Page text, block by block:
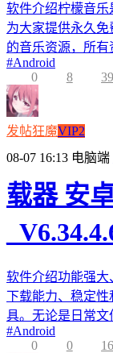
软件介绍柠檬音乐
为大家提供永久
的音乐资源，所
#Android
0
8
发帖狂魔VIP2
08-07 16:13 电脑端
载器 安
软件介绍功能强大
下载能力、稳定
具。无论是日常文
#Android
0
0